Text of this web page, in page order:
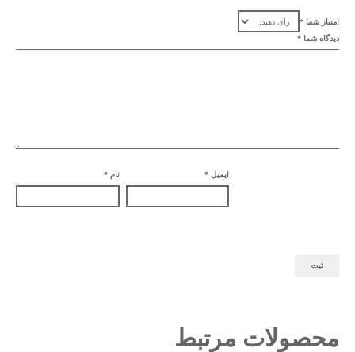
امتیاز شما *
دیدگاه شما *
نام* ایمیل *
محصولات مرتبط